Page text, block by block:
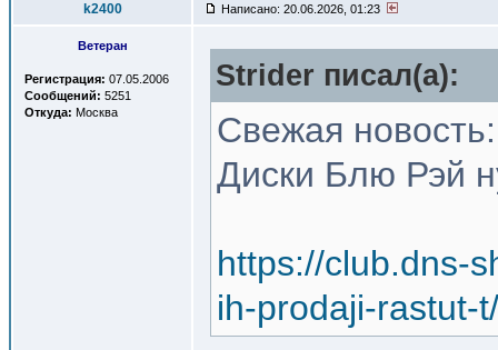
k2400 Написано: 20.06.2026, 01:23
Ветеран
Регистрация: 07.05.2006
Сообщений: 5251
Откуда: Москва
Strider писал(a):
Свежая новость:
Диски Блю Рэй
https://club.dns-
ih-prodaji-rastut-